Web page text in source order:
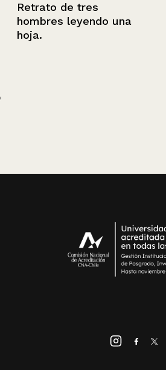
Retrato de tres
hombres leyendo una
hoja.